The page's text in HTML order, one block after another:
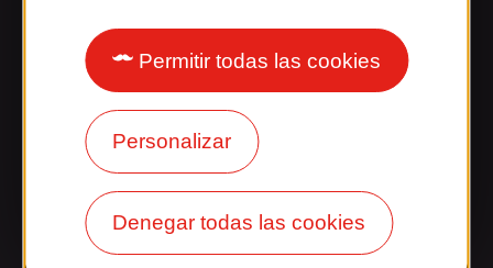
Permitir todas las cookies
Personalizar
Denegar todas las cookies
Nuestro blog
¡Únete a la pandilla
Gaillarde!